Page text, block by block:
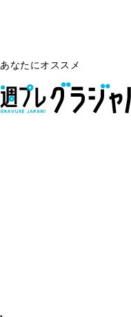
あなたにオススメ